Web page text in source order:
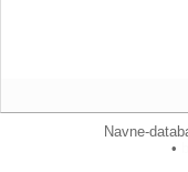
Navne-
•